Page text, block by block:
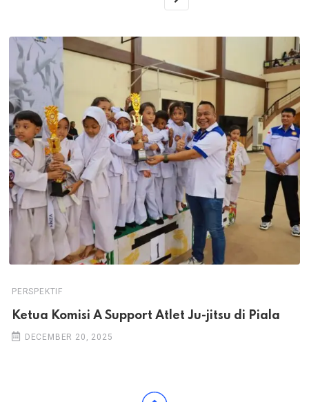
PERSPEKTIF
Ketua Komisi A Support Atlet Ju-jitsu di Piala
DECEMBER 20, 2025